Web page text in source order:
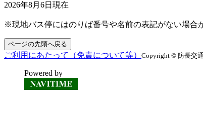
2026年8月6日 現在
※現地バス停にはのりば番号や名前の表記がない場合
ページの先頭へ戻る
ご利用にあたって（免責について等） Copyright © 防長交
Powered by